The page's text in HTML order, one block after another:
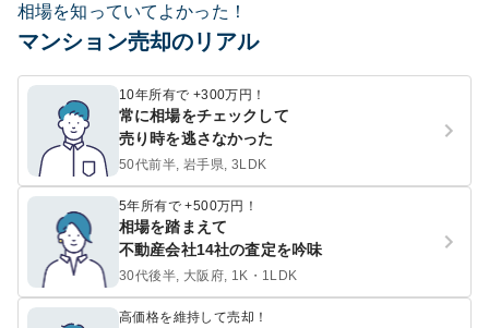
相場を知っていてよかった！
マンション売却のリアル
10年所有で +300万円！
常に相場をチェックして
売り時を逃さなかった
50代前半, 岩手県, 3LDK
5年所有で +500万円！
相場を踏まえて
不動産会社14社の査定を吟味
30代後半, 大阪府, 1K・1LDK
高価格を維持して売却！